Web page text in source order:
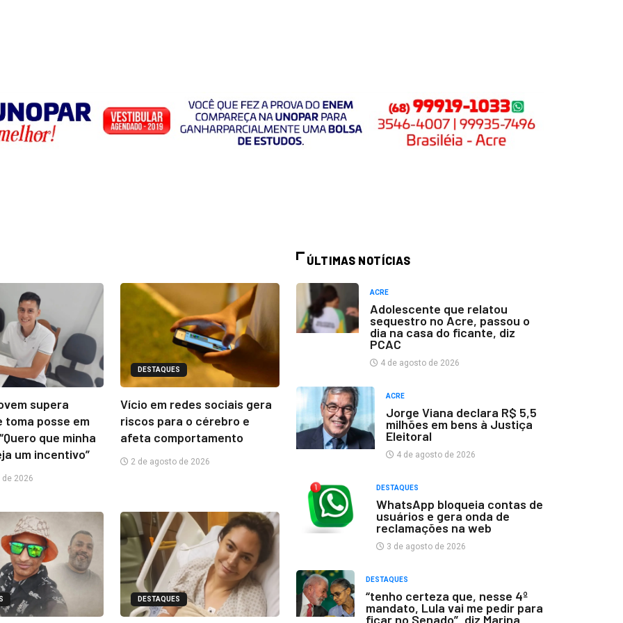
supera
toma posse em
que minha
um incentivo”
2026
DESTAQUES
Vício em redes sociais gera
riscos para o cérebro e
afeta comportamento
2 de agosto de 2026
DESTAQUES
ÚLTIMAS NOTÍCIAS
ACRE
Adolescente que relatou
sequestro no Acre, passou o
dia na casa do ficante, diz
PCAC
4 de agosto de 2026
ACRE
Jorge Viana declara R$ 5,5
milhões em bens à Justiça
Eleitoral
4 de agosto de 2026
DESTAQUES
WhatsApp bloqueia contas de
usuários e gera onda de
reclamações na web
3 de agosto de 2026
DESTAQUES
“tenho certeza que, nesse 4º
mandato, Lula vai me pedir para
ficar no Senado”, diz Marina